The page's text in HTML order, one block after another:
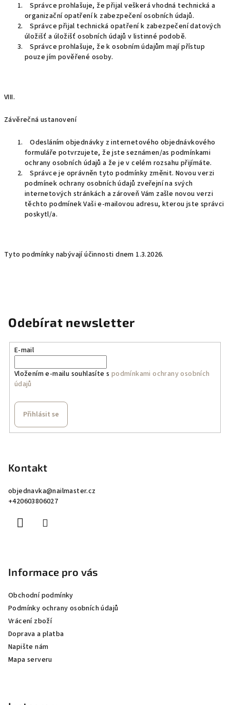
Správce prohlašuje, že přijal veškerá vhodná technická a
organizační opatření k zabezpečení osobních údajů.
Správce přijal technická opatření k zabezpečení datových
úložišť a úložišť osobních údajů v listinné podobě.
Správce prohlašuje, že k osobním údajům mají přístup
pouze jím pověřené osoby.
VIII.
Závěrečná ustanovení
Odesláním objednávky z internetového objednávkového
formuláře potvrzujete, že jste seznámen/as podmínkami
ochrany osobních údajů a že je v celém rozsahu přijímáte.
Správce je oprávněn tyto podmínky změnit. Novou verzi
podmínek ochrany osobních údajů zveřejní na svých
internetových stránkách a zároveň Vám zašle novou verzi
těchto podmínek Vaši e-mailovou adresu, kterou jste správci
poskytl/a.
Tyto podmínky nabývají účinnosti dnem 1.3.2026.
Odebírat newsletter
E-mail
Vložením e-mailu souhlasíte s podmínkami ochrany osobních
údajů
Přihlásit se
Kontakt
objednavka@nailmaster.cz
+420603806027
Informace pro vás
Obchodní podmínky
Podmínky ochrany osobních údajů
Vrácení zboží
Doprava a platba
Napište nám
Mapa serveru